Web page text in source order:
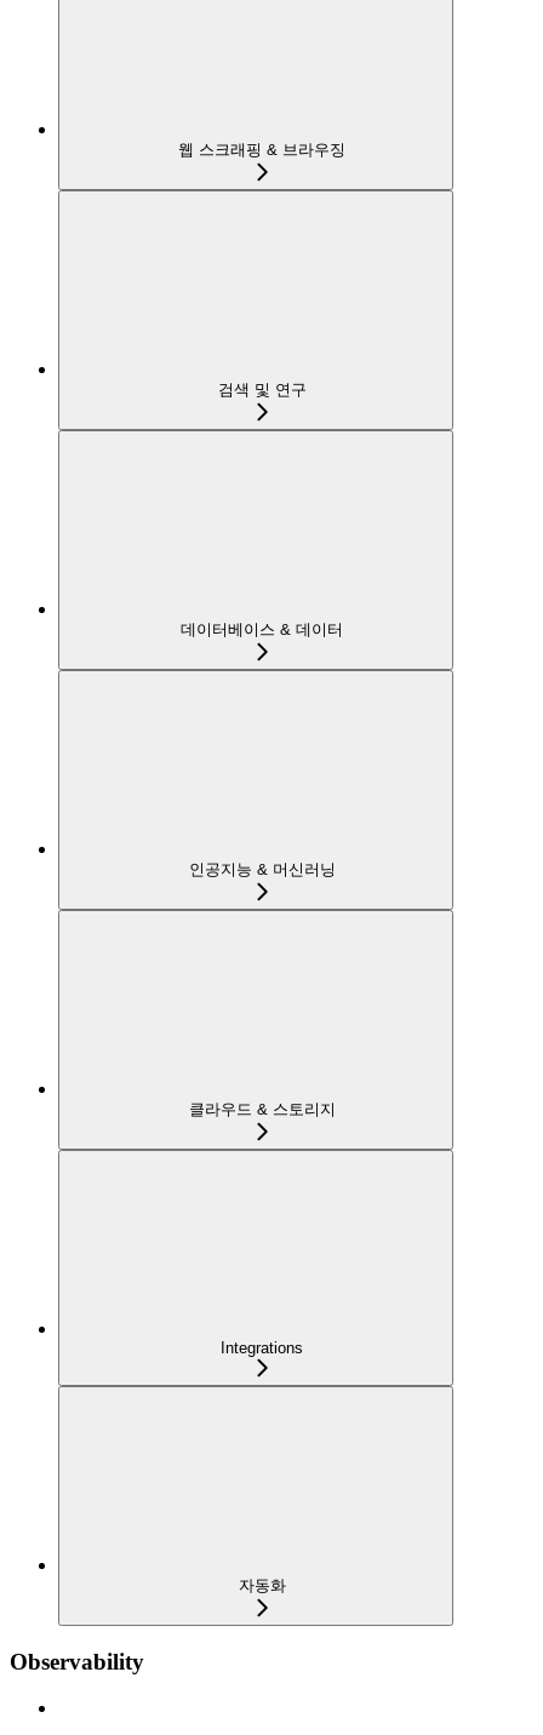
웹 스크래핑 & 브라우징
검색 및 연구
데이터베이스 & 데이터
인공지능 & 머신러닝
클라우드 & 스토리지
Integrations
자동화
Observability